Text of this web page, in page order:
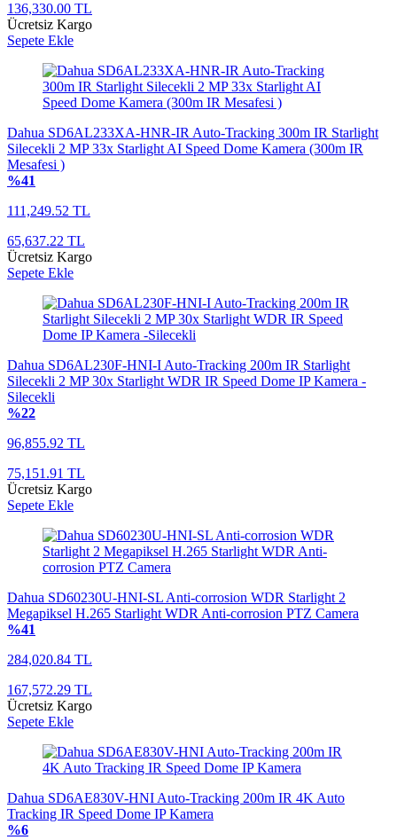
136,330.00 TL
Ücretsiz Kargo
Sepete Ekle
Dahua SD6AL233XA-HNR-IR Auto-Tracking 300m IR Starlight
Silecekli 2 MP 33x Starlight AI Speed Dome Kamera (300m IR
Mesafesi )
%41
111,249.52 TL
65,637.22 TL
Ücretsiz Kargo
Sepete Ekle
Dahua SD6AL230F-HNI-I Auto-Tracking 200m IR Starlight
Silecekli 2 MP 30x Starlight WDR IR Speed Dome IP Kamera -
Silecekli
%22
96,855.92 TL
75,151.91 TL
Ücretsiz Kargo
Sepete Ekle
Dahua SD60230U-HNI-SL Anti-corrosion WDR Starlight 2
Megapiksel H.265 Starlight WDR Anti-corrosion PTZ Camera
%41
284,020.84 TL
167,572.29 TL
Ücretsiz Kargo
Sepete Ekle
Dahua SD6AE830V-HNI Auto-Tracking 200m IR 4K Auto
Tracking IR Speed Dome IP Kamera
%6